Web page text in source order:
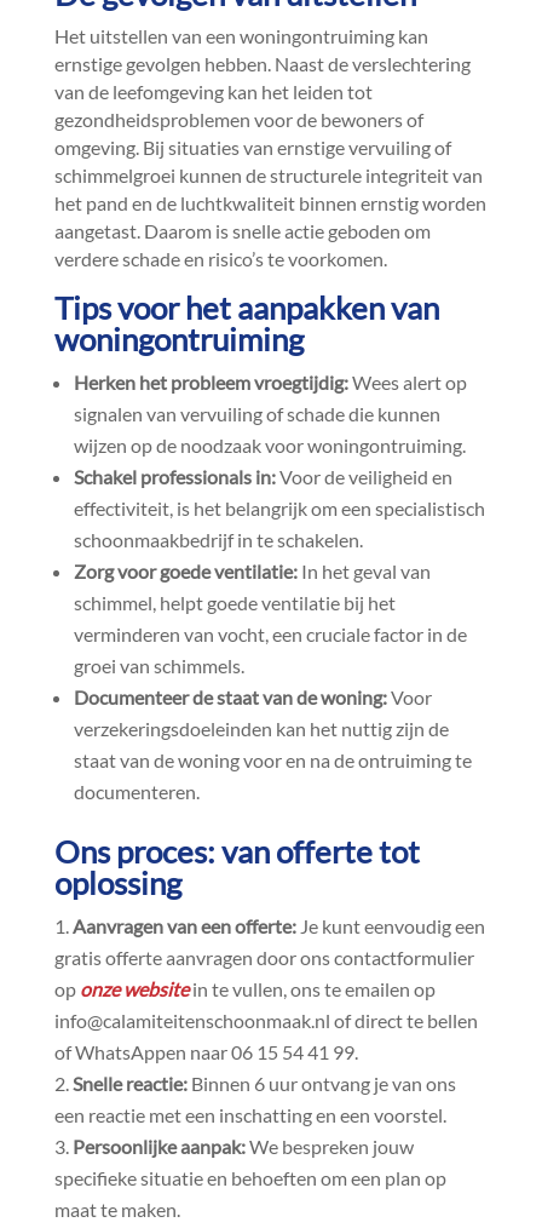
Het uitstellen van een woningontruiming kan
ernstige gevolgen hebben.​ Naast de verslechtering
van de leefomgeving kan het leiden tot
gezondheidsproblemen voor de bewoners of
omgeving.​ Bij situaties van ernstige vervuiling of
schimmelgroei kunnen de structurele integriteit van
het pand en de luchtkwaliteit binnen ernstig worden
aangetast.​ Daarom is snelle actie geboden om
verdere schade en risico’s te voorkomen.​
Tips voor het aanpakken van
woningontruiming
Herken het probleem vroegtijdig:Wees alert op
signalen van vervuiling of schade die kunnen
wijzen op de noodzaak voor woningontruiming.​
Schakel professionals in:Voor de veiligheid en
effectiviteit, is het belangrijk om een specialistisch
schoonmaakbedrijf in te schakelen.​
Zorg voor goede ventilatie:In het geval van
schimmel, helpt goede ventilatie bij het
verminderen van vocht, een cruciale factor in de
groei van schimmels.​
Documenteer de staat van de woning:Voor
verzekeringsdoeleinden kan het nuttig zijn de
staat van de woning voor en na de ontruiming te
documenteren.​
Ons proces: van offerte tot
oplossing
Aanvragen van een offerte:Je kunt eenvoudig een
gratis offerte aanvragen door ons contactformulier
op onze websitein te vullen, ons te emailen op
info@calamiteitenschoonmaak.​nl of direct te bellen
of WhatsAppen naar 06 15 54 41 99.​
Snelle reactie:Binnen 6 uur ontvang je van ons
een reactie met een inschatting en een voorstel.​
Persoonlijke aanpak:We bespreken jouw
specifieke situatie en behoeften om een plan op
maat te maken.​